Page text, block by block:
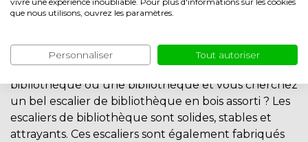
blanc. Un escalier différent convient à chaque
L'escalier bibliothèque. Vous avez un mur de
bibliothèque ou une bibliothèque et vous cherchez
un bel escalier de bibliothèque en bois assorti ? Les
escaliers de bibliothèque sont solides, stables et
attrayants. Ces escaliers sont également fabriqués
que nous utilisons, ouvrez les paramètres.
Personnaliser Tout autoriser